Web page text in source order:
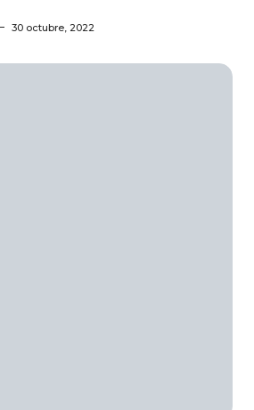
30 octubre, 2022